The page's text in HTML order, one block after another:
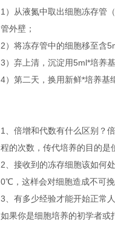
1）从液氮中取出细胞冻存管
管外壁；
2）将冻存管中的细胞移至含
3）弃上清，沉淀用5ml*培养
4）第二天，换用新鲜*培养基
1、倍增和代数有什么区别？
程的次数，传代培养的目的是
2、接收到的冻存细胞该如何
0℃，这样会对细胞造成不可挽
3、有多少经验才能开始正常
如果你是细胞培养的初学者或